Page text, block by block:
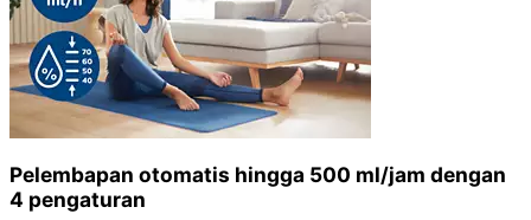
Pelembapan otomatis hingga 500 ml/jam dengan
4 pengaturan